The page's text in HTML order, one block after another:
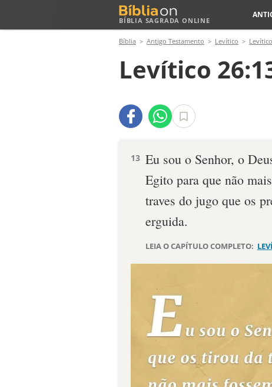
BÍBLIA SAGRADA ONLINE
Bíblia Antigo Testamento Levítico
Levítico
13 Eu sou o Senhor, o
Egito para que não
traves do jugo que os
erguida.
LEIA O CAPÍTULO COMPLETO: